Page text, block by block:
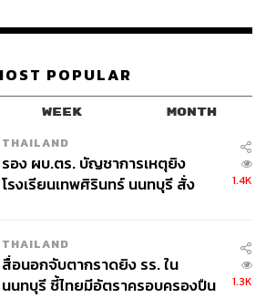
สมไม่ใช่การซื้อหุ้นเทคโนโลยีจีนแบบก
ริษัทที่มี Demand มองเห็นได้จริง
ครจะชนะใน AI Application อาจยัง
ครจะได้ประโยชน์จากการลงทุน
AI เริ่มมีคำตอบที่ชัดเจนขึ้นเรื่อยๆ
ำคัญของการลงทุนในหุ้นกลุ่ม
1-3 ปีข้างหน้า
POPULAR
WEEK MONTH
THAILAND
รอง ผบ.ตร. บัญชาการเหตุยิง
โรงเรียนเทพศิรินทร์ นนทบุรี สั่ง
1.4K
THAILAND
สื่อนอกจับตากราดยิง รร. ใน
นนทบุรี ชี้ไทยมีอัตราครอบครองปืน
1.3K